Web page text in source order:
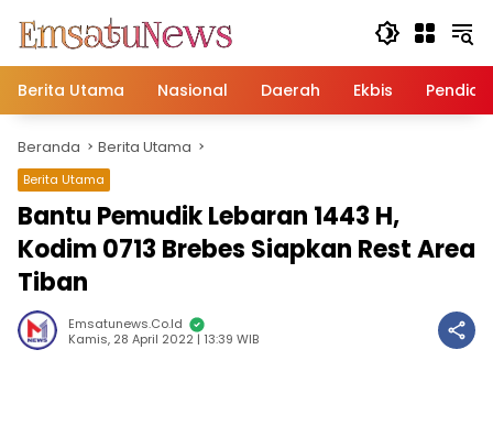
konten
Berita Utama
Nasional Daerah Ekbis
Beranda Berita Utama
Berita Utama
Bantu Pemudik Lebaran 1443 H,
Kodim 0713 Brebes Siapkan Rest Area
Tiban
Emsatunews.co.id
Kamis, 28 April 2022 | 13:39 WIB